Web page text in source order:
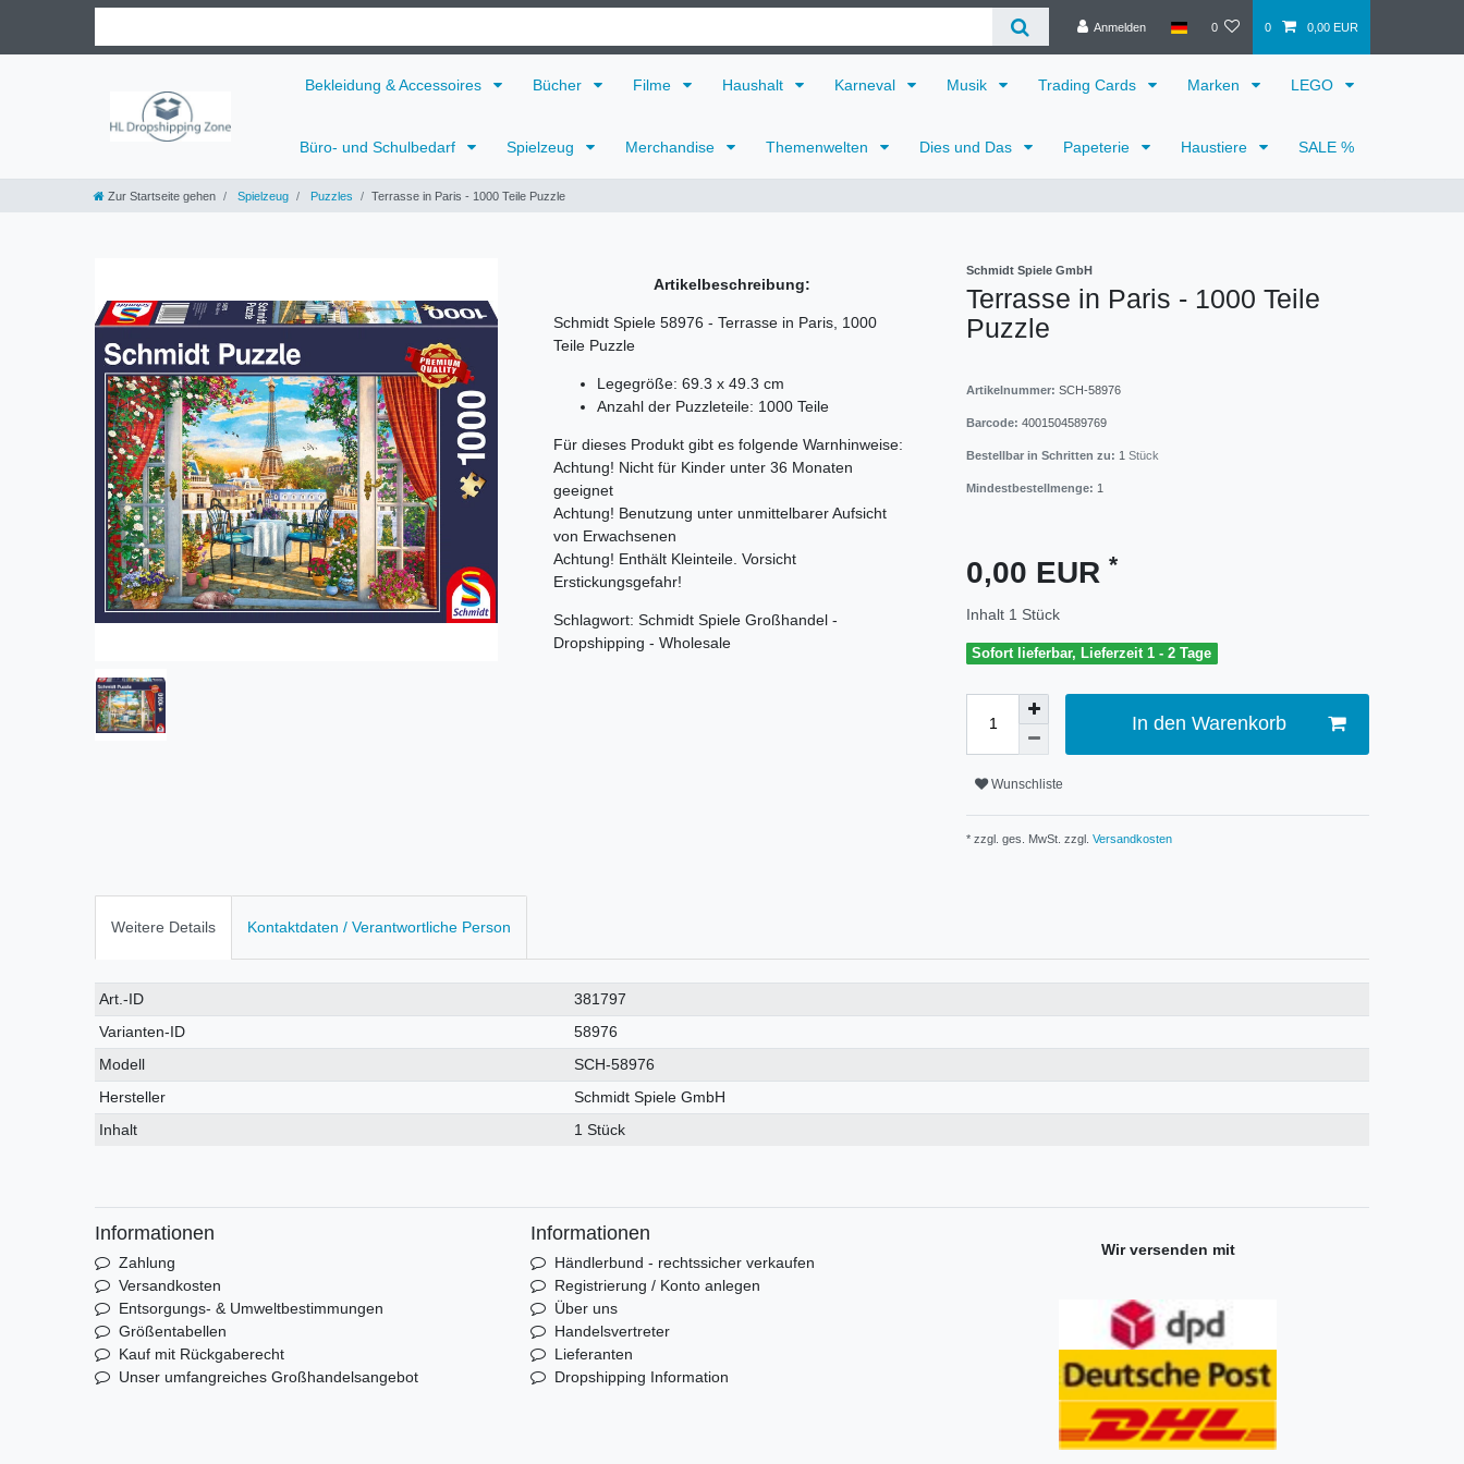
Anmelden 0 0 0,00 EUR
Bekleidung & Accessoires Bücher Filme Haushalt Karneval Musik Trading Cards Marken LEGO
Büro- und Schulbedarf Spielzeug Merchandise Themenwelten Dies und Das Papeterie Haustiere SALE %
Zur Startseite gehen Spielzeug Puzzles Terrasse in Paris - 1000 Teile Puzzle
Artikelbeschreibung:
Schmidt Spiele 58976 - Terrasse in Paris, 1000
Teile Puzzle
Legegröße: 69.3 x 49.3 cm
Anzahl der Puzzleteile: 1000 Teile
Für dieses Produkt gibt es folgende Warnhinweise:
Achtung! Nicht für Kinder unter 36 Monaten
geeignet
Achtung! Benutzung unter unmittelbarer Aufsicht
von Erwachsenen
Achtung! Enthält Kleinteile. Vorsicht
Erstickungsgefahr!
Schlagwort: Schmidt Spiele Großhandel -
Dropshipping - Wholesale
Schmidt Spiele GmbH
Terrasse in Paris - 1000 Teile
Puzzle
Artikelnummer: SCH-58976
Barcode: 4001504589769
Bestellbar in Schritten zu: 1 Stück
Mindestbestellmenge: 1
0,00 EUR *
Inhalt 1 Stück
Sofort lieferbar, Lieferzeit 1 - 2 Tage
In den Warenkorb
Wunschliste
* zzgl. ges. MwSt. zzgl. Versandkosten
Weitere Details Kontaktdaten / Verantwortliche Person
Technisches
Merkmal
Wert
Art.-ID
381797
Varianten-ID
58976
Modell
SCH-58976
Hersteller
Schmidt Spiele GmbH
Inhalt
1 Stück
Informationen
Zahlung
Versandkosten
Entsorgungs- & Umweltbestimmungen
Größentabellen
Kauf mit Rückgaberecht
Unser umfangreiches Großhandelsangebot
Informationen
Händlerbund - rechtssicher verkaufen
Registrierung / Konto anlegen
Über uns
Handelsvertreter
Lieferanten
Dropshipping Information
Wir versenden mit